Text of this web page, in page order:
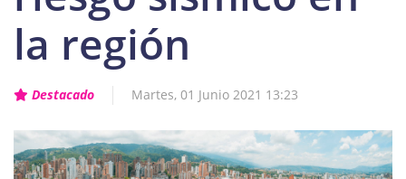
la región
Destacado Martes, 01 Junio 2021 13:23